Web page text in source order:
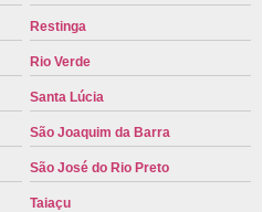
Restinga
Rio Verde
Santa Lúcia
São Joaquim da Barra
São José do Rio Preto
Taiaçu